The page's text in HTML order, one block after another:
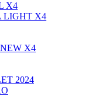
X4
LIGHT X4
X4
2024